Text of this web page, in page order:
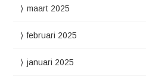
maart 2025
februari 2025
januari 2025